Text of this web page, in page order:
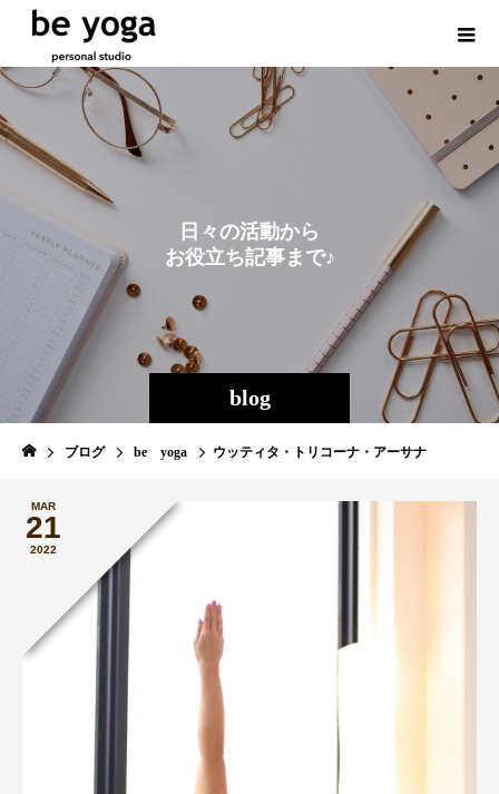
blog
日 々の活動から
お役立ち記事ま で♪
ブログ be yoga ウッティタ・トリコーナ・アーサナ
MAR
21
2022